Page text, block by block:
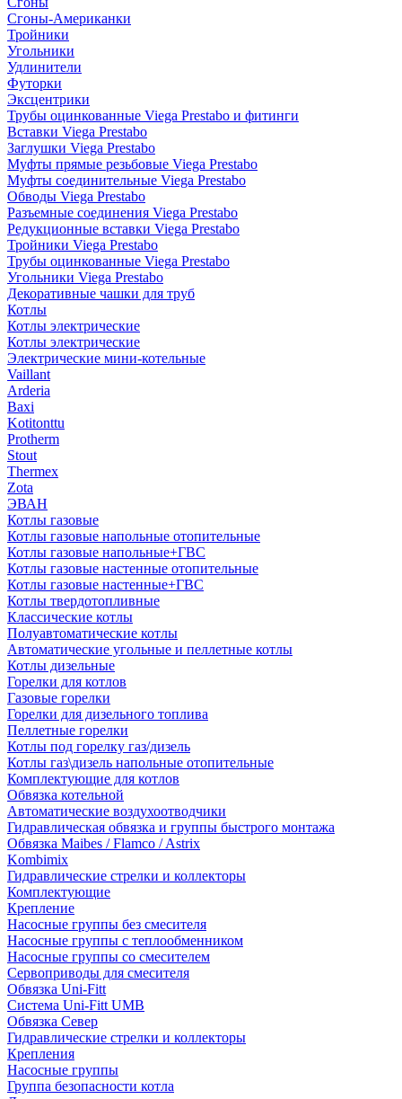
Сгоны-Американки
Тройники
Угольники
Удлинители
Футорки
Эксцентрики
Трубы оцинкованные Viega Prestabo и фитинги
Вставки Viega Prestabo
Заглушки Viega Prestabo
Муфты прямые резьбовые Viega Prestabo
Муфты соединительные Viega Prestabo
Обводы Viega Prestabo
Разъемные соединения Viega Prestabo
Редукционные вставки Viega Prestabo
Тройники Viega Prestabo
Трубы оцинкованные Viega Prestabo
Угольники Viega Prestabo
Декоративные чашки для труб
Котлы
Котлы электрические
Котлы электрические
Электрические мини-котельные
Vaillant
Arderia
Baxi
Kotitonttu
Protherm
Stout
Thermex
Zota
ЭВАН
Котлы газовые
Котлы газовые напольные отопительные
Котлы газовые напольные+ГВС
Котлы газовые настенные отопительные
Котлы газовые настенные+ГВС
Котлы твердотопливные
Классические котлы
Полуавтоматические котлы
Автоматические угольные и пеллетные котлы
Котлы дизельные
Горелки для котлов
Газовые горелки
Горелки для дизельного топлива
Пеллетные горелки
Котлы под горелку газ/дизель
Котлы газ\дизель напольные отопительные
Комплектующие для котлов
Обвязка котельной
Автоматические воздухоотводчики
Гидравлическая обвязка и группы быстрого монтажа
Обвязка Maibes / Flamco / Astrix
Kombimix
Гидравлические стрелки и коллекторы
Комплектующие
Крепление
Насосные группы без смесителя
Насосные группы с теплообменником
Насосные группы со смесителем
Сервоприводы для смесителя
Обвязка Uni-Fitt
Система Uni-Fitt UMB
Обвязка Север
Гидравлические стрелки и коллекторы
Крепления
Насосные группы
Группа безопасности котла